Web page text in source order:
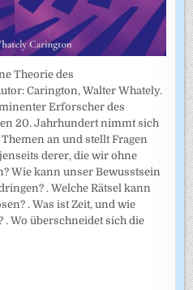
Theorie des
Carington, Walter Whately.
Erforscher des
20. Jahrhundert nimmt sich
an und stellt Fragen
derer, die wir ohne
Wie kann unser Bewusstsein
. Welche Rätsel kann
. Was ist Zeit, und wie
Wo überschneidet sich die